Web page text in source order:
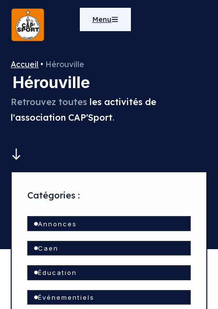
Menu
Accueil • Hérouville
Hérouville
Retrouvez toutes les activités de
l'association CAP'Sport.
Catégories :
Annonces
Caen
Éducation
Événementiels